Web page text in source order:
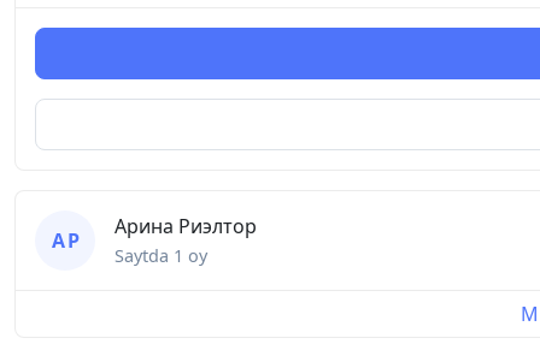
А Р
Арина Риэлтор
Saytda 1 oy